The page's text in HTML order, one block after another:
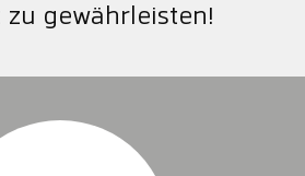
gewährleisten!